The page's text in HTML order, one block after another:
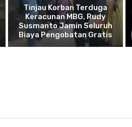
Tinjau Korban Terduga
Keracunan MBG, Rudy
Susmanto Jamin Seluruh
Biaya Pengobatan Gratis